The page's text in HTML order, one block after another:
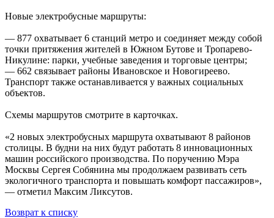
Новые электробусные маршруты:
— 877 охватывает 6 станций метро и соединяет между собой
точки притяжения жителей в Южном Бутове и Тропарево-
Никулине: парки, учебные заведения и торговые центры;
— 662 связывает районы Ивановское и Новогиреево.
Транспорт также останавливается у важных социальных
объектов.
Схемы маршрутов смотрите в карточках.
«2 новых электробусных маршрута охватывают 8 районов
столицы. В будни на них будут работать 8 инновационных
машин российского производства. По поручению Мэра
Москвы Сергея Собянина мы продолжаем развивать сеть
экологичного транспорта и повышать комфорт пассажиров»,
— отметил Максим Ликсутов.
Возврат к списку